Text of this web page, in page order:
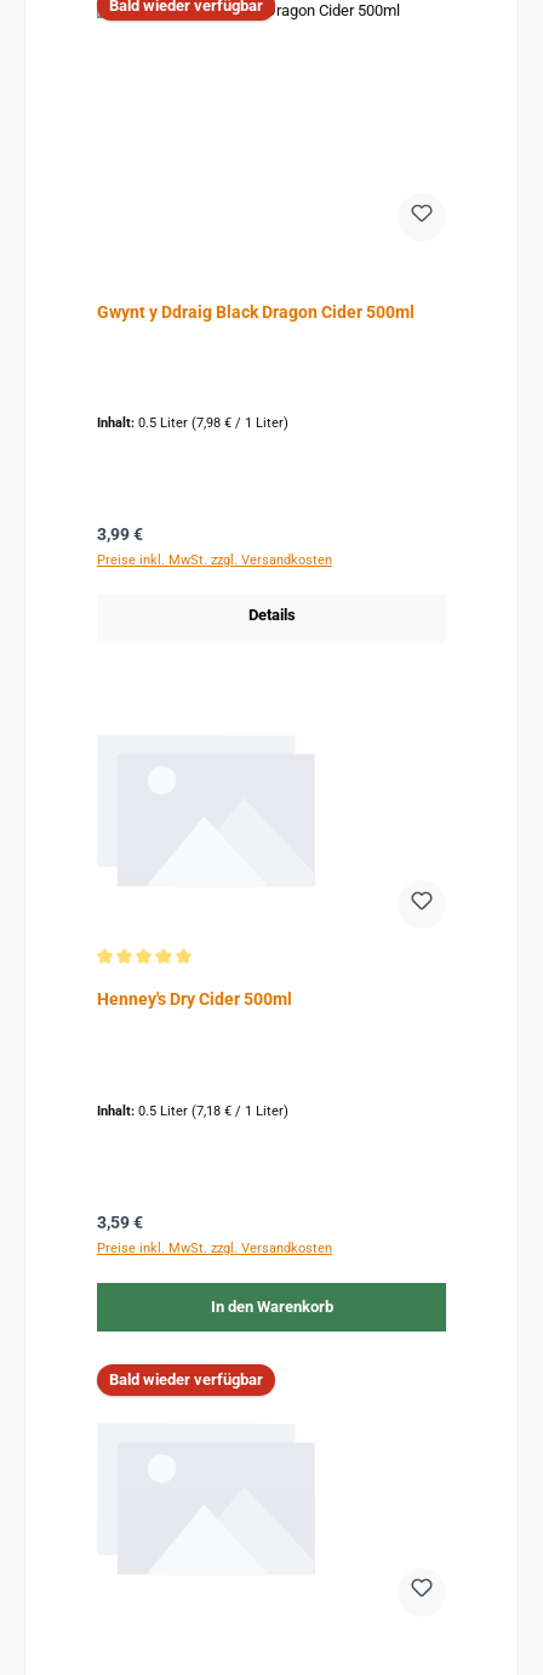
Bald wieder verfügbar
Gwynt y Ddraig Black Dragon Cider 500ml
Inhalt: 0.5 Liter (7,98 € / 1 Liter)
Regulärer Preis:
3,99 €
Preise inkl. MwSt. zzgl. Versandkosten
Details
Henney's Dry Cider 500ml
Inhalt: 0.5 Liter (7,18 € / 1 Liter)
Regulärer Preis:
3,59 €
Preise inkl. MwSt. zzgl. Versandkosten
In den Warenkorb
Bald wieder verfügbar